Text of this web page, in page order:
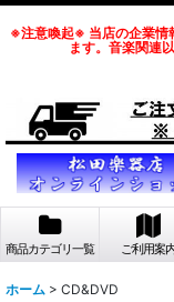
※注意喚起※ 当店の企業情
ます。音楽関連
商品カテゴリ一覧 ご利用案
ホーム > CD&DVD